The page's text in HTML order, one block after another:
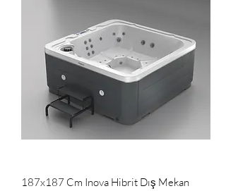
187x187 Cm Inova Hibrit Dış Mekan